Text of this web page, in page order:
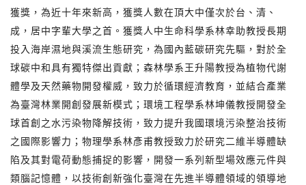
獲獎，為近十年來新高，獲獎人數在頂大中僅次於台、清、
成，居中字輩大學之首。獲獎人中生命科學系林幸助教授長期
投入海岸濕地與溪流生態研究，為國內藍碳研究先驅，對於全
球碳中和具有獨特傑出貢獻；森林學系王升陽教授為植物代謝
體學及天然藥物開發權威，致力於循環經濟教育，並結合產業
為臺灣林業開創發展新模式；環境工程學系林坤儀教授開發全
球首創之水污染物降解技術，致力提升我國環境污染整治技術
之國際影響力；物理學系林彥甫教授致力於研究二維半導體缺
陷及其對電荷動態捕捉的影響，開發一系列新型場效應元件與
類腦記憶體，以技術創新強化臺灣在先進半導體領域的領導地